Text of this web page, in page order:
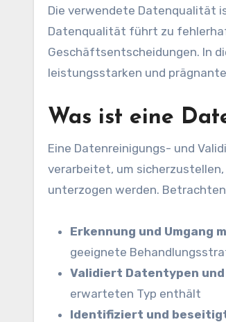
Die verwendete Datenqualität ist der Eckpfeiler eines jeden Datenwissenschaftsprojekts. Schlechte
Datenqualität führt zu
Geschäftsentscheidungen. In
leistungsstarken und
Was ist eine
Eine Datenreinigungs- und
verarbeitet, um
unterzogen werden.
Erkennung und Umgang
geeignete
Validiert Datentypen
erwarteten Typ enthält
Identifiziert und